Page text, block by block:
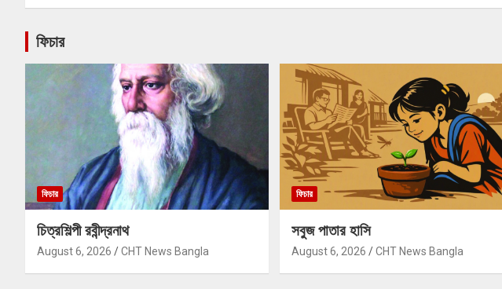
ফিচার
ফিচার
চিত্রশিল্পী রবীন্দ্রনাথ
August 6, 2026 CHT News Bangla
ফিচার
সবুজ পাতার হাসি
August 6, 2026 CHT News Bangla